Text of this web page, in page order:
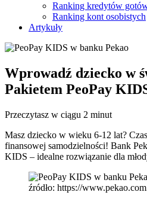
Ranking kredytów
Ranking kont osobistych
Artykuły
Wprowadź dziecko w
Pakietem PeoPay
Przeczytasz w ciągu 2 minut
Masz dziecko w wieku 6-12 lat?
finansowej samodzielności! Bank
KIDS – idealne rozwiązanie dla
źródło: https://